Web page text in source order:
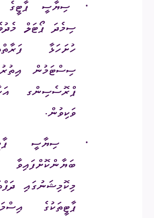
·ސިޔާސީ ޕާޓީގެ
ސިމެދަ ޕޯޓަލް
ހުށަހަޅާ
ސިސްޓަމުން
ޕްރޮސެސިންގ
ވަކިވުން.
·ސިޔާސީ
މިކޮމިޝަނުގައި
ޕާޓީތަކުގެ